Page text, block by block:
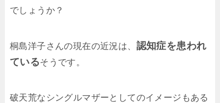
でしょうか？
桐島洋子さんの現在の近況は、 認知症を患われ
ているそうです。
破天荒なシングルマザーとしてのイメージもある